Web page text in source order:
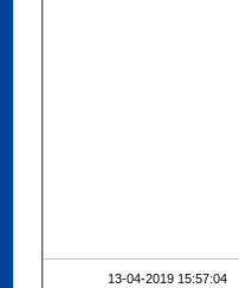
13-04-2019 15:57:04